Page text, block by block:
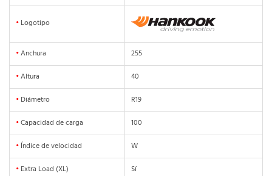
• Logotipo
•Anchura
255
•Altura
40
• Diámetro
R19
•Capacidad de carga
100
• Índice de velocidad
W
• Extra Load (XL)
Sí